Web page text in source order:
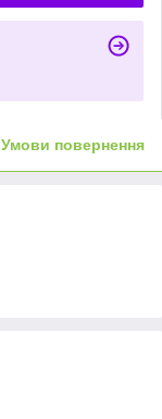
Умови повернення